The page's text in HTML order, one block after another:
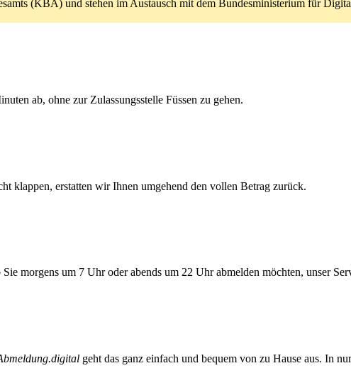
(KBA) und stehen im Austausch mit dem Bundesministerium für
ab, ohne zur Zulassungsstelle Füssen zu gehen.
klappen, erstatten wir Ihnen umgehend den vollen Betrag zurück.
morgens um 7 Uhr oder abends um 22 Uhr abmelden möchten, unser
geht das ganz einfach und bequem von zu Hause aus. In